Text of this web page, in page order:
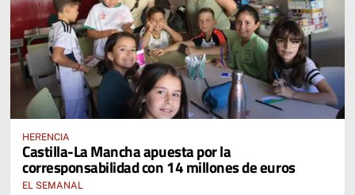
HERENCIA
Castilla-La Mancha apuesta por la
corresponsabilidad con 14 millones de euros
EL SEMANAL